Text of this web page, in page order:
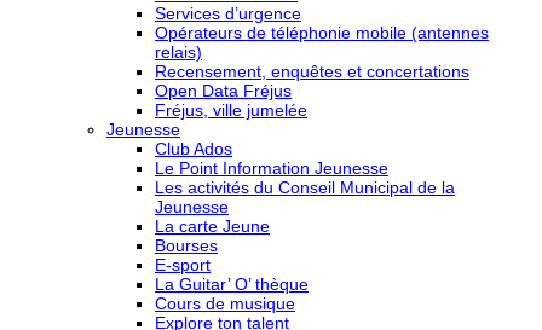
Services d’urgence
Opérateurs de téléphonie mobile (antennes
relais)
Recensement, enquêtes et concertations
Open Data Fréjus
Fréjus, ville jumelée
Jeunesse
Club Ados
Le Point Information Jeunesse
Les activités du Conseil Municipal de la
Jeunesse
La carte Jeune
Bourses
E-sport
La Guitar’ O’ thèque
Cours de musique
Explore ton talent